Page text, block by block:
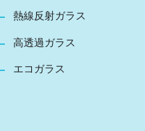
熱線反射ガラス
高透過ガラス
エコガラス